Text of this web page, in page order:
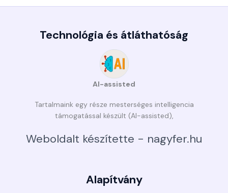
Technológia és átláthatóság
AI-assisted
Tartalmaink egy része mesterséges intelligencia
támogatással készült (AI-assisted),
Weboldalt készítette - nagyfer.hu
Alapítvány